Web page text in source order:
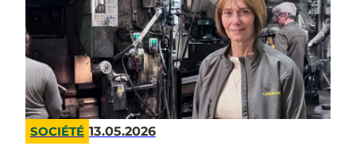
SOCIÉTÉ 13.05.2026